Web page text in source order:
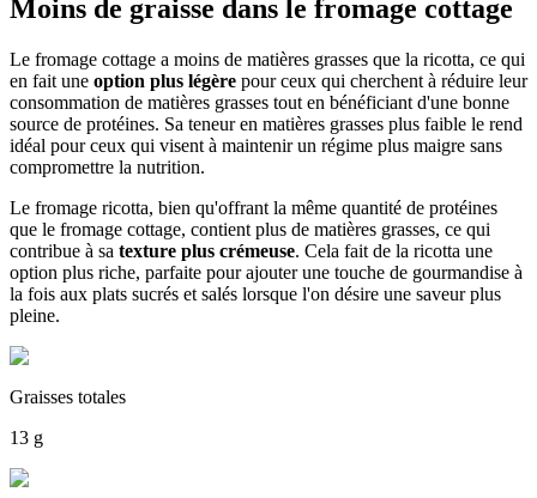
Moins de graisse dans le fromage cottage
Le fromage cottage a moins de matières grasses que la ricotta, ce qui
en fait une option plus légère pour ceux qui cherchent à réduire leur
consommation de matières grasses tout en bénéficiant d'une bonne
source de protéines. Sa teneur en matières grasses plus faible le rend
idéal pour ceux qui visent à maintenir un régime plus maigre sans
compromettre la nutrition.
Le fromage ricotta, bien qu'offrant la même quantité de protéines
que le fromage cottage, contient plus de matières grasses, ce qui
contribue à sa texture plus crémeuse. Cela fait de la ricotta une
option plus riche, parfaite pour ajouter une touche de gourmandise à
la fois aux plats sucrés et salés lorsque l'on désire une saveur plus
pleine.
Graisses totales
13 g